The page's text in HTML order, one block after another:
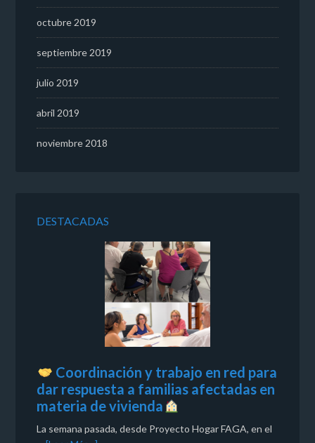
octubre 2019
septiembre 2019
julio 2019
abril 2019
noviembre 2018
DESTACADAS
Coordinación y trabajo en red para
dar respuesta a familias afectadas en
materia de vivienda
La semana pasada, desde Proyecto Hogar FAGA, en el